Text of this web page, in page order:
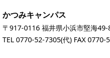
かつみキャンパス
〒917-0116 福井県小浜市堅海49-
TEL0770-52-7305(代) FAX 0770-